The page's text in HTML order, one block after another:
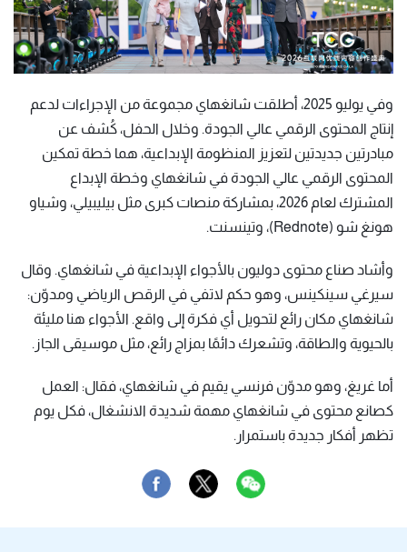
وفي يوليو 2025، أطلقت شانغهاي مجموعة من الإجراءات لدعم
إنتاج المحتوى الرقمي عالي الجودة. وخلال الحفل، كُشف عن
مبادرتين جديدتين لتعزيز المنظومة الإبداعية، هما خطة تمكين
المحتوى الرقمي عالي الجودة في شانغهاي وخطة الإبداع
المشترك لعام 2026، بمشاركة منصات كبرى مثل بيليبيلي، وشياو
هونغ شو (Rednote)، وتينسنت.
وأشاد صناع محتوى دوليون بالأجواء الإبداعية في شانغهاي. وقال
سيرغي سينكينس، وهو حكم لاتفي في الرقص الرياضي ومدوّن:
شانغهاي مكان رائع لتحويل أي فكرة إلى واقع. الأجواء هنا مليئة
بالحيوية والطاقة، وتشعرك دائمًا بمزاج رائع، مثل موسيقى الجاز.
أما غريغ، وهو مدوّن فرنسي يقيم في شانغهاي، فقال: العمل
كصانع محتوى في شانغهاي مهمة شديدة الانشغال، فكل يوم
تظهر أفكار جديدة باستمرار.